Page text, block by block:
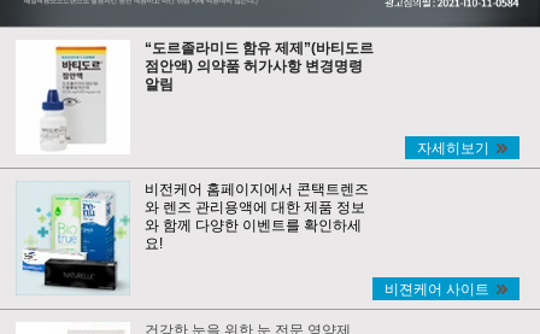
“도르졸라미드 함유 제제”(바티도르
점안액) 의약품 허가사항 변경명령
알림
자세히보기
비전케어 홈페이지에서 콘택트렌즈
와 렌즈 관리용액에 대한 제품 정보
와 함께 다양한 이벤트를 확인하세
요!
비젼케어 사이트
건강한 눈을 위한 눈 전문 영양제,